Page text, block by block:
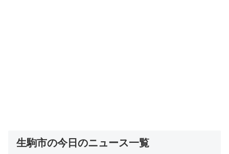
生駒市の今日のニュース一覧